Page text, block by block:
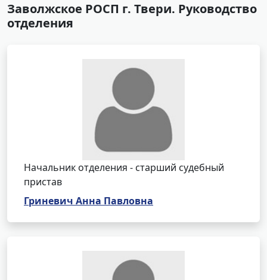
Заволжское РОСП г. Твери. Руководство
отделения
Начальник отделения - старший судебный
пристав
Гриневич Анна Павловна